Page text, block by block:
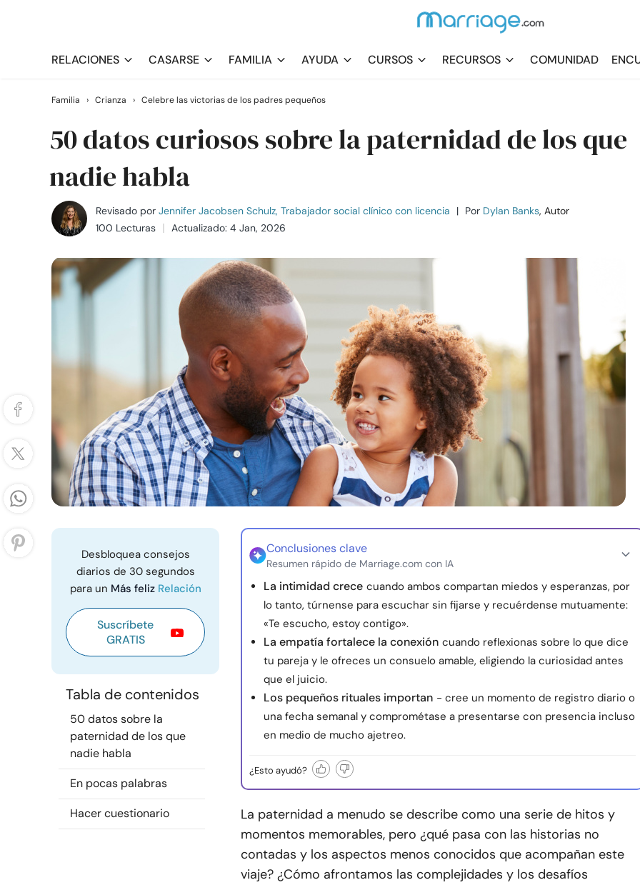
RELACIONES CASARSE FAMILIA AYUDA CURSOS RECURSOS COMUNIDAD
Familia › Crianza › Celebre las victorias de los padres pequeños
50 datos curiosos sobre la paternidad de los que
nadie habla
Revisado por Jennifer Jacobsen Schulz, Trabajador social clínico con licencia | Por Dylan Banks, Autor
100 Lecturas
Actualizado: 4 Jan, 2026
Desbloquea consejos
diarios de 30 segundos
para un Más feliz Relación
Suscríbete
GRATIS
Tabla de contenidos
50 datos sobre la
paternidad de los que
nadie habla
En pocas palabras
Hacer cuestionario
Conclusiones clave
Resumen rápido de Marriage.com con IA
La intimidad crece cuando ambos compartan miedos y esperanzas, por
lo tanto, túrnense para escuchar sin fijarse y recuérdense mutuamente:
«Te escucho, estoy contigo».
La empatía fortalece la conexión cuando reflexionas sobre lo que dice
tu pareja y le ofreces un consuelo amable, eligiendo la curiosidad antes
que el juicio.
Los pequeños rituales importan - cree un momento de registro diario o
una fecha semanal y comprométase a presentarse con presencia incluso
en medio de mucho ajetreo.
¿Esto ayudó?
La paternidad a menudo se describe como una serie de hitos y
momentos memorables, pero ¿qué pasa con las historias no
contadas y los aspectos menos conocidos que acompañan este
viaje? ¿Cómo afrontamos las complejidades y los desafíos